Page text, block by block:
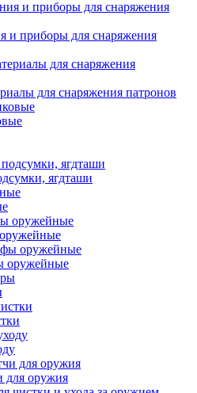
и приборы для снаряжения
для снаряжения патронов
ягдташи
оружейные
для оружия